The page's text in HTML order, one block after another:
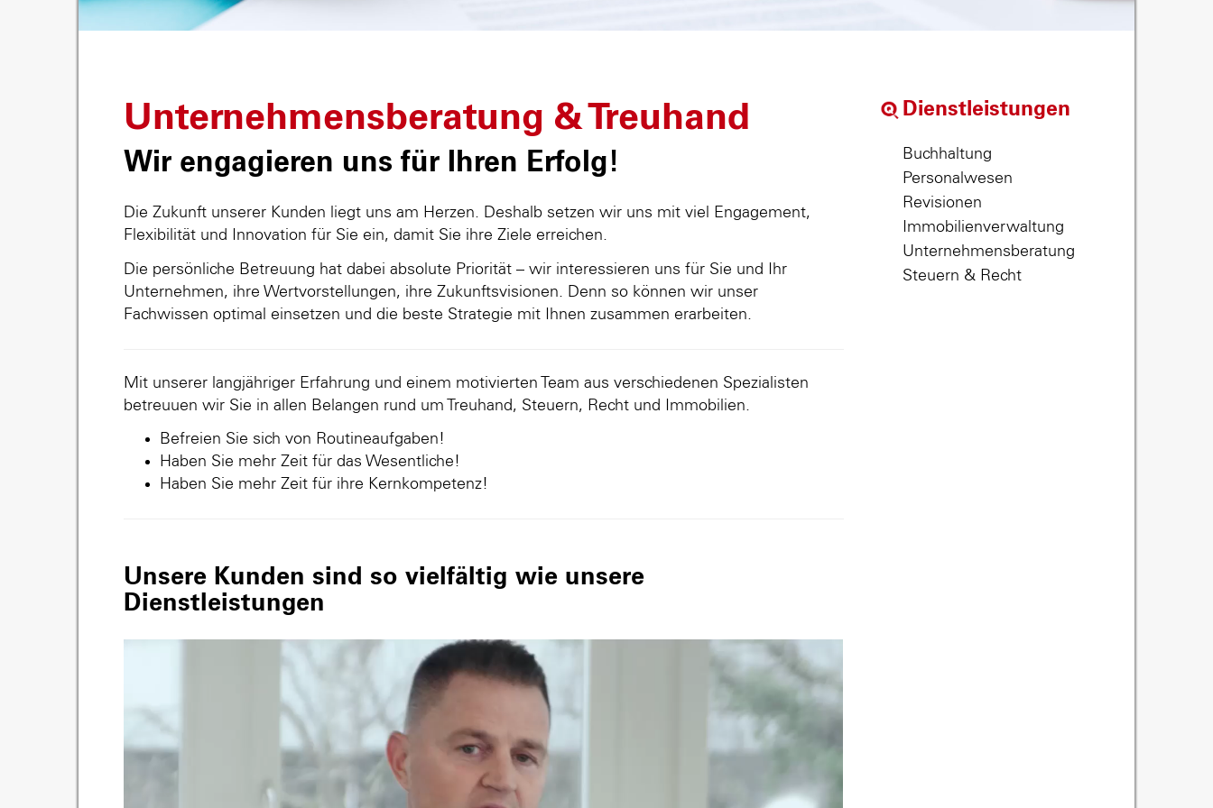
Unternehmensberatung & Treuhand
Wir engagieren uns für Ihren Erfolg!
Die Zukunft unserer Kunden liegt uns am Herzen. Deshalb setzen wir uns mit viel Engagement,
Flexibilität und Innovation für Sie ein, damit Sie ihre Ziele erreichen.
Die persönliche Betreuung hat dabei absolute Priorität – wir interessieren uns für Sie und Ihr
Unternehmen, ihre Wertvorstellungen, ihre Zukunftsvisionen. Denn so können wir unser
Fachwissen optimal einsetzen und die beste Strategie mit Ihnen zusammen erarbeiten.
Mit unserer langjähriger Erfahrung und einem motivierten Team aus verschiedenen Spezialisten
betreuuen wir Sie in allen Belangen rund um Treuhand, Steuern, Recht und Immobilien.
Befreien Sie sich von Routineaufgaben!
Haben Sie mehr Zeit für das Wesentliche!
Haben Sie mehr Zeit für ihre Kernkompetenz!
Unsere Kunden sind so vielfältig wie unsere
Dienstleistungen
Dienstleistungen
Buchhaltung
Personalwesen
Revisionen
Immobilienverwaltung
Unternehmensberatung
Steuern & Recht